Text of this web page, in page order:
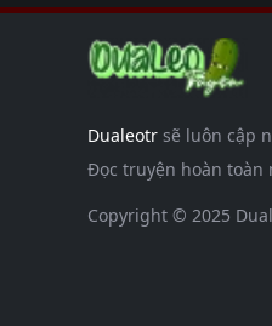
Dualeotr sẽ luôn cập
Đọc truyện hoàn toàn
Copyright © 2025